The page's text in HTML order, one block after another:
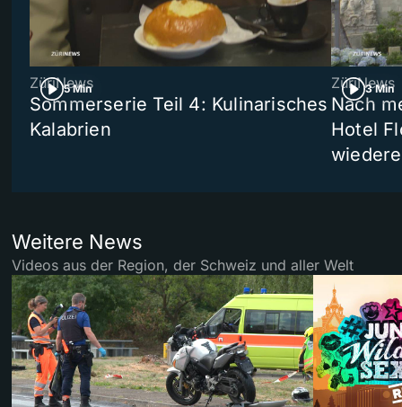
5 Min
ZüriNews
Sommerserie Teil 4: Kulinarisches
Kalabrien
3 Min
ZüriNews
Nach
Hotel
Weitere News
Videos aus der Region, der Schweiz und aller Welt